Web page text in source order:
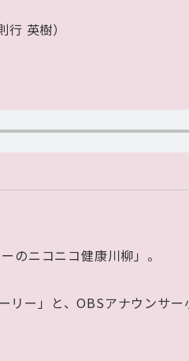
英樹）
のニコニコ健康川柳」。
ー」と、OBSアナウンサー